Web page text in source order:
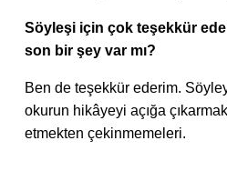
Söyleşi için çok teşekkür
son bir şey var mı?
Ben de teşekkür ederim.
okurun hikâyeyi açığa
etmekten çekinmemeleri.